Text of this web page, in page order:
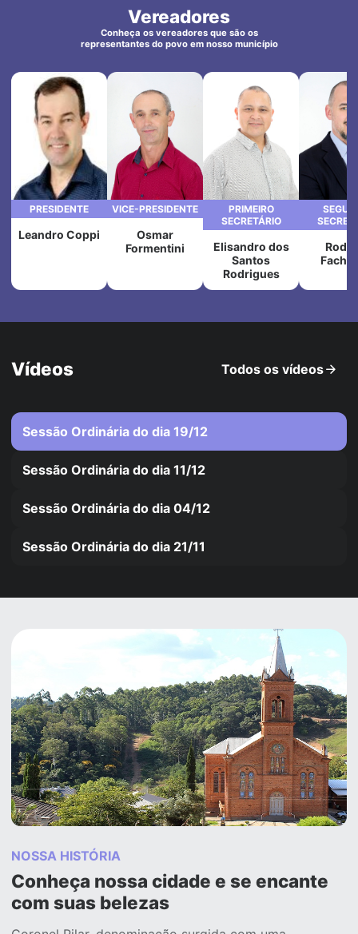
Vereadores
Conheça os vereadores que são os
representantes do povo em nosso município
PRESIDENTE
Leandro Coppi
VICE-PRESIDENTE
Osmar
Formentini
PRIMEIRO
SECRETÁRIO
Elisandro dos
Santos
Rodrigues
Vídeos Todos os vídeos
Sessão Ordinária do dia 19/12
Sessão Ordinária do dia 11/12
Sessão Ordinária do dia 04/12
Sessão Ordinária do dia 21/11
NOSSA HISTÓRIA
Conheça nossa cidade e se encante
com suas belezas